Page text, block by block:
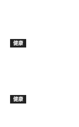
健康
健康